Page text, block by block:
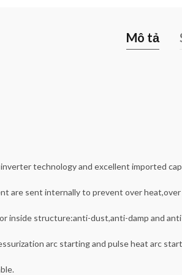
Mô tả
technology and excellent imported
are sent internally to prevent over
inside structure:anti-dust,anti-damp and
arc starting and pulse heat arc